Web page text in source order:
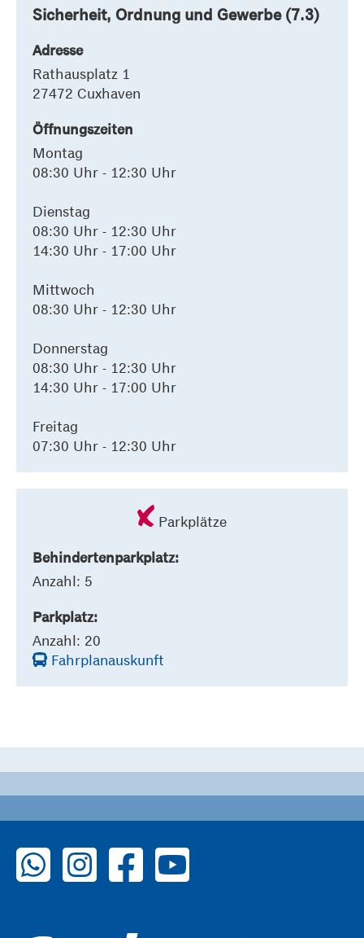
Sicherheit, Ordnung und Gewerbe (7.3)
Adresse
Rathausplatz 1
27472 Cuxhaven
Öffnungszeiten
Montag
08:30 Uhr - 12:30 Uhr
Dienstag
08:30 Uhr - 12:30 Uhr
14:30 Uhr - 17:00 Uhr
Mittwoch
08:30 Uhr - 12:30 Uhr
Donnerstag
08:30 Uhr - 12:30 Uhr
14:30 Uhr - 17:00 Uhr
Freitag
07:30 Uhr - 12:30 Uhr
Parkplätze
Behindertenparkplatz:
Anzahl: 5
Parkplatz:
Anzahl: 20
Fahrplanauskunft
zu WhatsAppzu Instagramzu Facebook
zu YouTube